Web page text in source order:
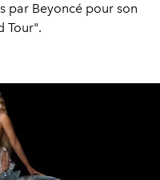
par Beyoncé pour son
Tour".